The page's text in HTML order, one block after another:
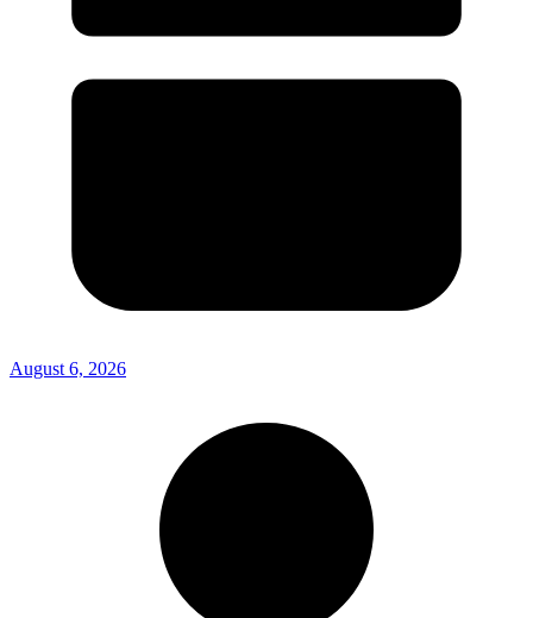
August 6, 2026